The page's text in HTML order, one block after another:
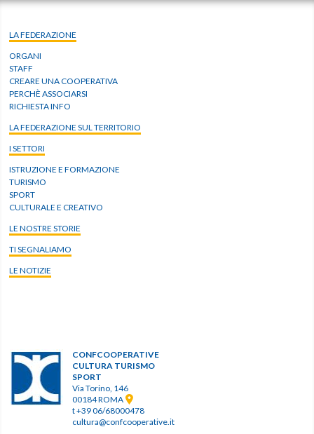
LA FEDERAZIONE
ORGANI
STAFF
CREARE UNA COOPERATIVA
PERCHÈ ASSOCIARSI
RICHIESTA INFO
LA FEDERAZIONE SUL TERRITORIO
I SETTORI
ISTRUZIONE E FORMAZIONE
TURISMO
SPORT
CULTURALE E CREATIVO
LE NOSTRE STORIE
TI SEGNALIAMO
LE NOTIZIE
CONFCOOPERATIVE
CULTURA TURISMO
SPORT
Via Torino, 146
00184 ROMA
t +39 06/68000478
cultura@confcooperative.it